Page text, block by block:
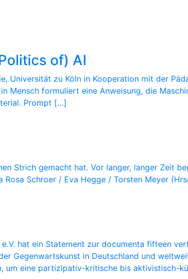
of) AI
Universität zu Köln in Kooperation mit der
Mensch formuliert eine Anweisung, die
Prompt […]
Strich gemacht hat. Vor langer, langer Zeit
Schroer / Eva Hegge / Torsten Meyer
hat ein Statement zur documenta fifteen
Gegenwartskunst in Deutschland und
um eine partizipativ-kritische bis aktivistisch-